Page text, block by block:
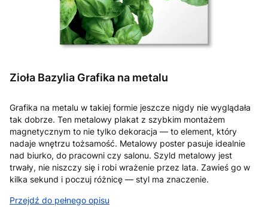
Zioła Bazylia Grafika na metalu
Grafika na metalu w takiej formie jeszcze nigdy nie wyglądała
tak dobrze. Ten metalowy plakat z szybkim montażem
magnetycznym to nie tylko dekoracja — to element, który
nadaje wnętrzu tożsamość. Metalowy poster pasuje idealnie
nad biurko, do pracowni czy salonu. Szyld metalowy jest
trwały, nie niszczy się i robi wrażenie przez lata. Zawieś go w
kilka sekund i poczuj różnicę — styl ma znaczenie.
Przejdź do pełnego opisu